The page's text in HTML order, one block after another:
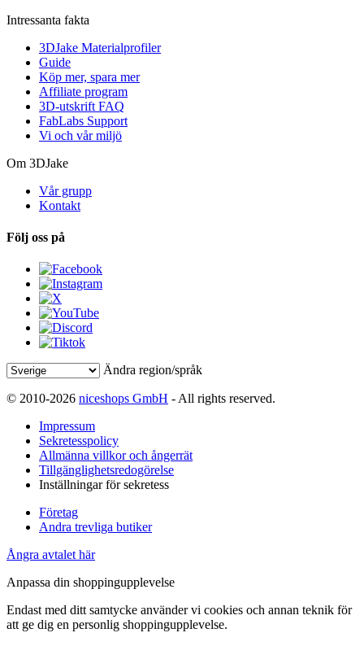
Intressanta fakta
3DJake Materialprofiler
Guide
Köp mer, spara mer
Affiliate program
3D-utskrift FAQ
FabLabs Support
Vi och vår miljö
Om 3DJake
Vår grupp
Kontakt
Följ oss på
Ändra region/språk
© 2010-2026 niceshops GmbH - All rights reserved.
Impressum
Sekretesspolicy
Allmänna villkor och ångerrät
Tillgänglighetsredogörelse
Inställningar för sekretess
Företag
Andra trevliga butiker
Ångra avtalet här
Anpassa din shoppingupplevelse
Endast med ditt samtycke använder vi cookies och annan teknik för
att ge dig en personlig shoppingupplevelse.